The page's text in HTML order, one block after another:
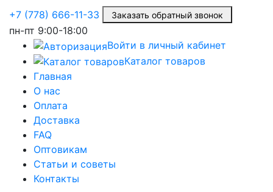
+7 (778) 666-11-33 Заказать обратный звонок
пн-пт 9:00-18:00
Войти в личный кабинет
Каталог товаров
Главная
О нас
Оплата
Доставка
FAQ
Оптовикам
Статьи и советы
Контакты